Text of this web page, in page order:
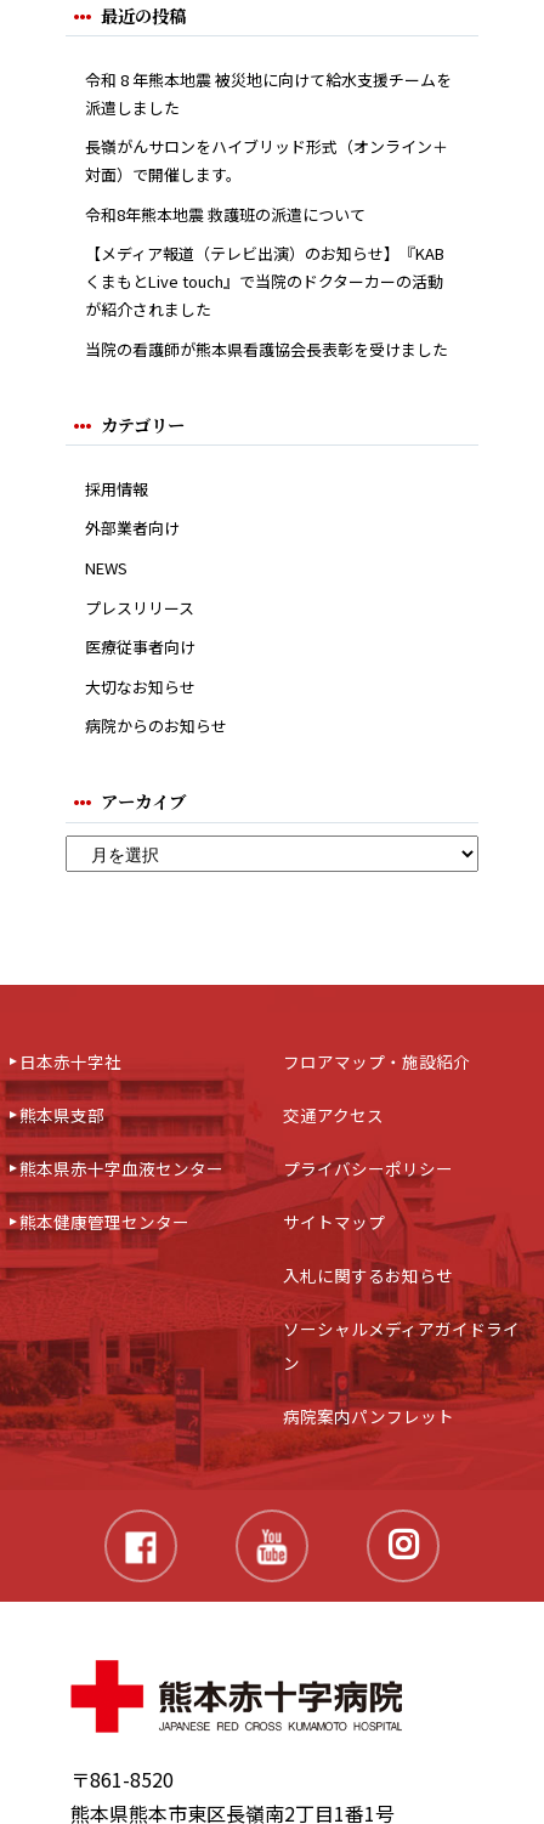
最近の投稿
令和 8 年熊本地震 被災地に向けて給水支援チームを
派遣しました
長嶺がんサロンをハイブリッド形式（オンライン＋
対面）で開催します。
令和8年熊本地震 救護班の派遣について
【メディア報道（テレビ出演）のお知らせ】『KAB
くまもとLive touch』で当院のドクターカーの活動
が紹介されました
当院の看護師が熊本県看護協会長表彰を受けました
カテゴリー
採用情報
外部業者向け
NEWS
プレスリリース
医療従事者向け
大切なお知らせ
病院からのお知らせ
アーカイブ
〒861-8520
熊本県熊本市東区長嶺南2丁目1番1号
日本赤十字社
熊本県支部
熊本県赤十字血液センター
熊本健康管理センター
フロアマップ・施設紹介
交通アクセス
プライバシーポリシー
サイトマップ
入札に関するお知らせ
ソーシャルメディアガイドライ
ン
病院案内パンフレット